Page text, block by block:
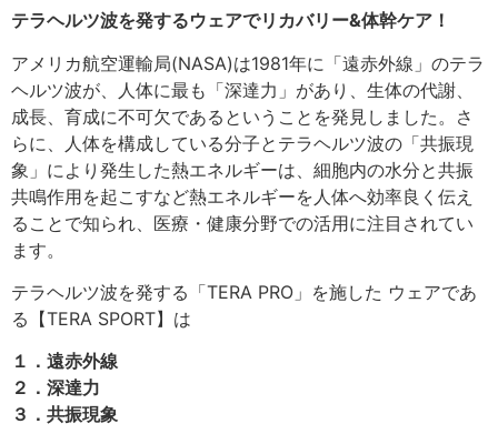
テラヘルツ波を発するウェアでリカバリー&体幹ケア！
アメリカ航空運輸局(NASA)は1981年に「遠赤外線」のテラ
ヘルツ波が、人体に最も「深達力」があり、生体の代謝、
成長、育成に不可欠であるということを発見しました。さ
らに、人体を構成している分子とテラヘルツ波の「共振現
象」により発生した熱エネルギーは、細胞内の水分と共振
共鳴作用を起こすなど熱エネルギーを人体へ効率良く伝え
ることで知られ、医療・健康分野での活用に注目されてい
ます。
テラヘルツ波を発する「TERA PRO」を施した ウェアであ
る【TERA SPORT】は
１．遠赤外線
２．深達力
３．共振現象